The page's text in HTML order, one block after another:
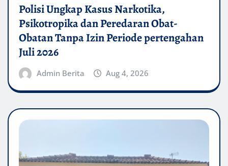
Polisi Ungkap Kasus Narkotika,
Psikotropika dan Peredaran Obat-
Obatan Tanpa Izin Periode pertengahan
Juli 2026
Admin Berita Aug 4, 2026